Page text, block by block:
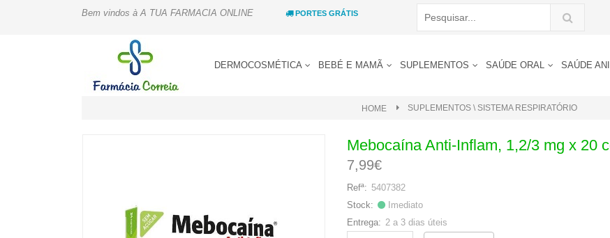
Bem vindos à A TUA FARMACIA ONLINE PORTES GRÁTIS
DERMOCOSMÉTICA BEBÉ E MAMÃ SUPLEMENTOS SAÚDE ORAL SAÚDE
HOME SUPLEMENTOS \ SISTEMA RESPIRATÓRIO
Mebocaína Anti-Inflam, 1,2/3 mg x 20
7,99€
Refª: 5407382
Stock:
Imediato
Entrega: 2 a 3 dias úteis